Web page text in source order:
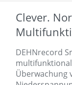
Clever.
DEHNrecord
Überwachung